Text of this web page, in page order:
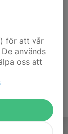
för att vår
används
oss att